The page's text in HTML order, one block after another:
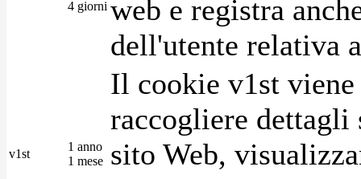
4 giorni web e registra
dell'utente relativa
v1st
1 anno
1 mese
Il cookie v1st
raccogliere
sito Web,